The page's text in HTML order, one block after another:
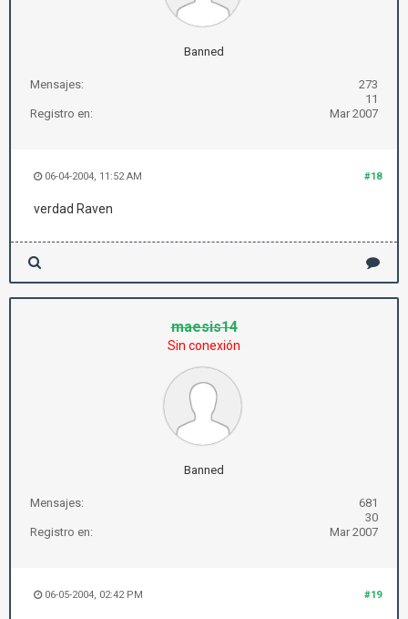
Banned
Mensajes:
273
11
Registro en:
Mar 2007
#18
06-04-2004, 11:52 AM
verdad Raven
maesis14
Sin conexión
Banned
Mensajes:
681
30
Registro en:
Mar 2007
#19
06-05-2004, 02:42 PM